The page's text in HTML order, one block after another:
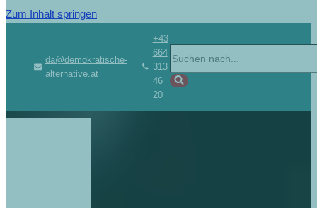
Zum Inhalt springen
da@demokratische-
alternative.at
+43
664
313
46
20